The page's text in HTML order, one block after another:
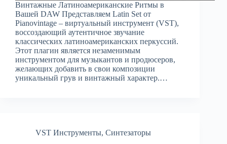
Винтажные Латиноамериканские Ритмы в
Вашей DAW Представляем Latin Set от
Pianovintage – виртуальный инструмент (VST),
воссоздающий аутентичное звучание
классических латиноамериканских перкуссий.
Этот плагин является незаменимым
инструментом для музыкантов и продюсеров,
желающих добавить в свои композиции
уникальный грув и винтажный характер.…
VST Инструменты, Синтезаторы